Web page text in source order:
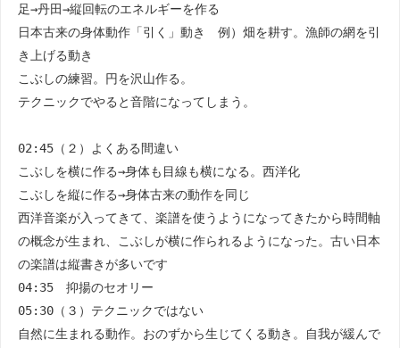
足→丹田→縦回転のエネルギーを作る
日本古来の身体動作「引く」動き 例）畑を耕す。漁師の網を引
き上げる動き
こぶしの練習。円を沢山作る。
テクニックでやると音階になってしまう。
02:45（２）よくある間違い
こぶしを横に作る→身体も目線も横になる。西洋化
こぶしを縦に作る→身体古来の動作を同じ
西洋音楽が入ってきて、楽譜を使うようになってきたから時間軸
の概念が生まれ、こぶしが横に作られるようになった。古い日本
の楽譜は縦書きが多いです
04:35 抑揚のセオリー
05:30（３）テクニックではない
自然に生まれる動作。おのずから生じてくる動き。自我が緩んで